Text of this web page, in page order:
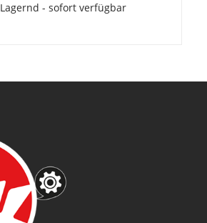
Lagernd - sofort verfügbar